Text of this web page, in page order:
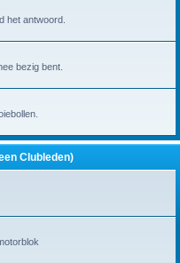
het antwoord.
bezig bent.
Clubleden)